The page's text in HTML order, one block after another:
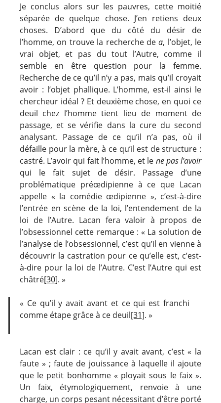
Je conclus alors sur les pauvres, cette moitié
séparée de quelque chose. J’en retiens deux
choses. D’abord que du côté du désir de
l’homme, on trouve la recherche dea, l’objet, le
vrai objet, et pas du tout l’Autre, comme il
semble en être question pour la femme.
Recherche de ce qu’il n’y a pas, mais qu’il croyait
avoir : l’objet phallique. L’homme, est-il ainsi le
chercheur idéal ? Et deuxième chose, en quoi ce
deuil chez l’homme tient lieu de moment de
passage, et se vérifie dans la cure du second
analysant. Passage de ce qu’il n’a pas, où il
défaille pour la mère, à ce qu’il est de structure :
castré. L’avoir qui fait l’homme, et le ne pas l’avoir
qui le fait sujet de désir. Passage d’une
problématique préœdipienne à ce que Lacan
appelle « la comédie œdipienne », c’est-à-dire
l’entrée en scène de la loi, l’entendement de la
loi de l’Autre. Lacan fera valoir à propos de
l’obsessionnel cette remarque : « La solution de
l’analyse de l’obsessionnel, c’est qu’il en vienne à
découvrir la castration pour ce qu’elle est, c’est-
à-dire pour la loi de l’Autre. C’est l’Autre qui est
châtré[30]. »
« Ce qu’il y avait avant et ce qui est franchi
comme étape grâce à ce deuil[31]. »
Lacan est clair : ce qu’il y avait avant, c’est « la
faute » ; faute de jouissance à laquelle il ajoute
que le petit bonhomme « ployait sous le faix ».
Un faix, étymologiquement, renvoie à une
charge, un corps pesant nécessitant d’être porté